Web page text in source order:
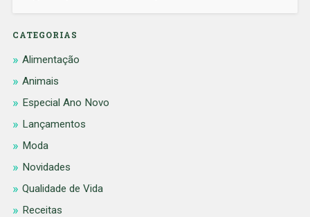
CATEGORIAS
Alimentação
Animais
Especial Ano Novo
Lançamentos
Moda
Novidades
Qualidade de Vida
Receitas